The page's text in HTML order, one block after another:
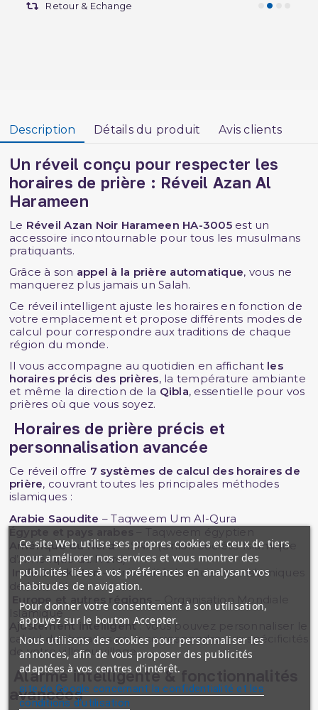
Retour & Echange
Description Détails du produit Avis clients
Un réveil conçu pour respecter les
horaires de prière : Réveil Azan Al
Harameen
Le Réveil Azan Noir Harameen HA-3005est un
accessoire incontournable pour tous les musulmans
pratiquants.
Grâce à son appel à la prière automatique, vous ne
manquerez plus jamais un Salah.
Ce réveil intelligent ajuste les horaires en fonction de
votre emplacement et propose différents modes de
calcul pour correspondre aux traditions de chaque
région du monde.
Il vous accompagne au quotidien en affichant les
horaires précis des prières, la température ambiante
et même la direction de la Qibla, essentielle pour vos
prières où que vous soyez.
Horaires de prière précis et
personnalisation avancée
Ce réveil offre 7 systèmes de calcul des horaires de
prière, couvrant toutes les principales méthodes
islamiques :
Arabie Saoudite – Taqweem Um Al-Qura
Amérique du Nord– ISNA (Union Société Islamique
d’Amérique du Nord)
Inde & Pakistan– Université des Sciences Islamiques
de Karachi
Europe et autres régions
– Organisation Mondiale
Islamique
Ajustement intelligent: Vous pouvez personnaliser le
calcul des horaires pour correspondre aux spécificités
de votre ville ou village.
Alarme intelligente & fonctionnalités
avancées
Ce site Web utilise ses propres cookies et ceux de tiers
pour améliorer nos services et vous montrer des
publicités liées à vos préférences en analysant vos
habitudes de navigation.
Pour donner votre consentement à son utilisation,
appuyez sur le bouton Accepter.
Nous utilisons des cookies pour personnaliser les
annonces, afin de vous proposer des publicités
adaptées à vos centres d'intérêt.
site de Google concernant la confidentialité et les
conditions d'utilisation